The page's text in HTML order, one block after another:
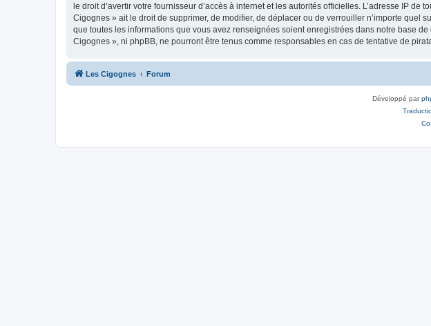
le droit d’avertir votre fournisseur d’accès à internet et les autorités officielles. L’adresse IP
Cigognes » ait le droit de supprimer, de modifier, de déplacer ou de verrouiller n’importe quel
que toutes les informations que vous avez renseignées soient enregistrées dans notre base
Cigognes », ni phpBB, ne pourront être tenus comme responsables en cas de tentative de
Les Cigognes Forum
Développé par